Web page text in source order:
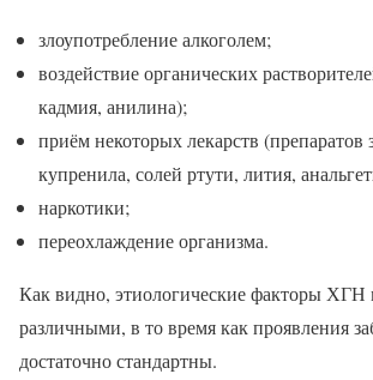
злоупотребление алкоголем;
воздействие органических
кадмия, анилина);
приём некоторых лекарств (препаратов
купренила, солей ртути, лития,
наркотики;
переохлаждение организма.
Как видно, этиологические факторы ХГН
различными, в то время как проявления
достаточно стандартны.